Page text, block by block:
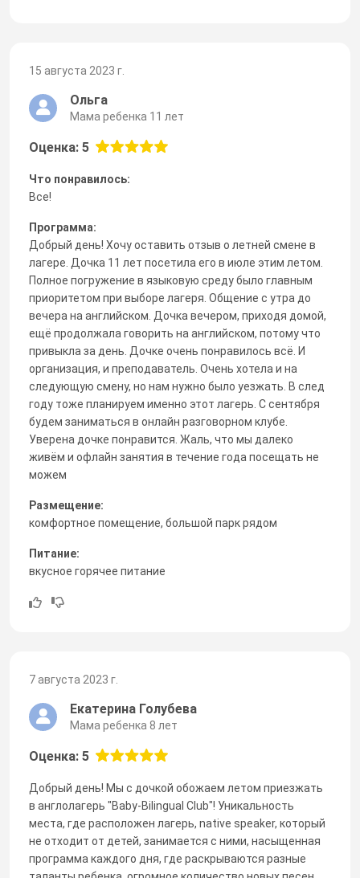
15 августа 2023 г.
Ольга
Мама ребенка 11 лет
Оценка: 5
Что понравилось:
Все!
Программа:
Добрый день! Хочу оставить отзыв о летней смене в
лагере. Дочка 11 лет посетила его в июле этим летом.
Полное погружение в языковую среду было главным
приоритетом при выборе лагеря. Общение с утра до
вечера на английском. Дочка вечером, приходя домой,
ещё продолжала говорить на английском, потому что
привыкла за день. Дочке очень понравилось всё. И
организация, и преподаватель. Очень хотела и на
следующую смену, но нам нужно было уезжать. В след
году тоже планируем именно этот лагерь. С сентября
будем заниматься в онлайн разговорном клубе.
Уверена дочке понравится. Жаль, что мы далеко
живём и офлайн занятия в течение года посещать не
можем
Размещение:
комфортное помещение, большой парк рядом
Питание:
вкусное горячее питание
7 августа 2023 г.
Екатерина Голубева
Мама ребенка 8 лет
Оценка: 5
Добрый день! Мы с дочкой обожаем летом приезжать
в англолагерь "Baby-Bilingual Club"! Уникальность
места, где расположен лагерь, native speaker, который
не отходит от детей, занимается с ними, насыщенная
программа каждого дня, где раскрываются разные